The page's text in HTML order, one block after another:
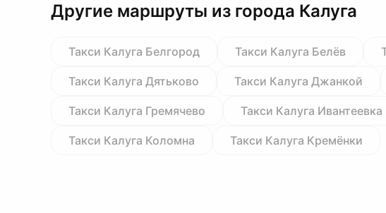
Другие маршруты из города Калуга
Такси Калуга Белгород Такси Калуга Белёв
Такси Калуга Дятьково Такси Калуга Джанкой
Такси Калуга Гремячево Такси Калуга Ивантеевка
Такси Калуга Коломна Такси Калуга Кремёнки